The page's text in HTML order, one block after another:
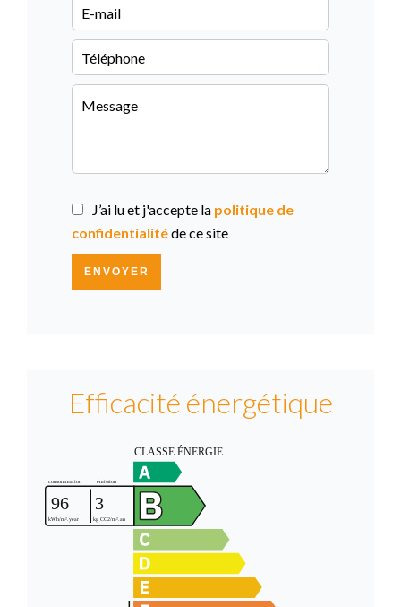
J’ai lu et j'accepte la politique de
confidentialitéde ce site
ENVOYER
Efficacité énergétique